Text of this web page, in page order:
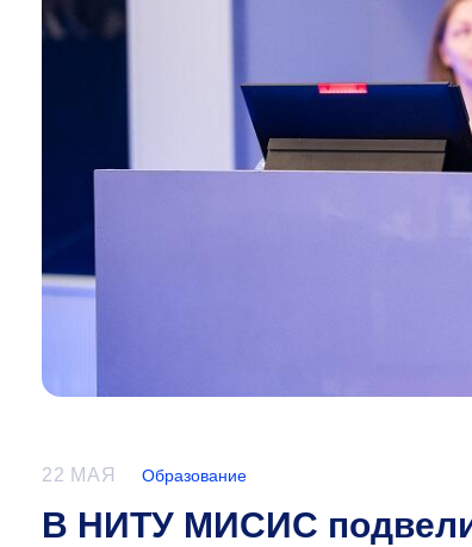
22 МАЯ Образование
В НИТУ МИСИС подвели